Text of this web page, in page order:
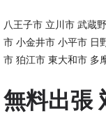
八王子市 立川市 武蔵
市 小金井市 小平市 日
市 狛江市 東大和市 多
無料出張